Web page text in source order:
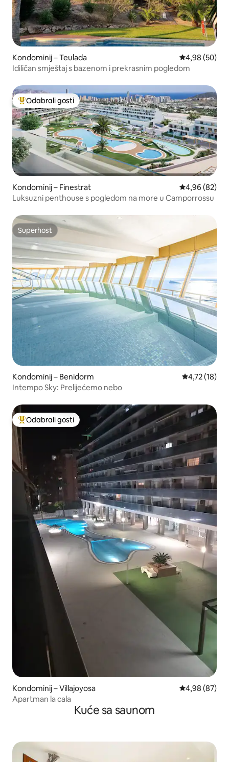
Kondominij – Teulada Prosječna
4,98 (50)
Idiličan smještaj s bazenom i prekrasnim pogledom
Među najviše rangiranima s oznakom „Odabrali gosti”
Odabrali gosti
Kondominij – Finestrat Prosječna
4,96 (82)
Luksuzni penthouse s pogledom na more u Camporrossu
Superhost
Superhost
Kondominij – Benidorm Prosječna
4,72 (18)
Intempo Sky: Prelijećemo nebo
Među najviše rangiranima s oznakom „Odabrali gosti”
Odabrali gosti
Kondominij – Villajoyosa Prosječna
4,98 (87)
Apartman la cala
Kuće sa saunom